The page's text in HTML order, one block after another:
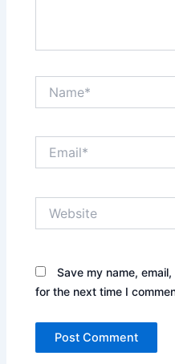
Save my name,
for the next time I